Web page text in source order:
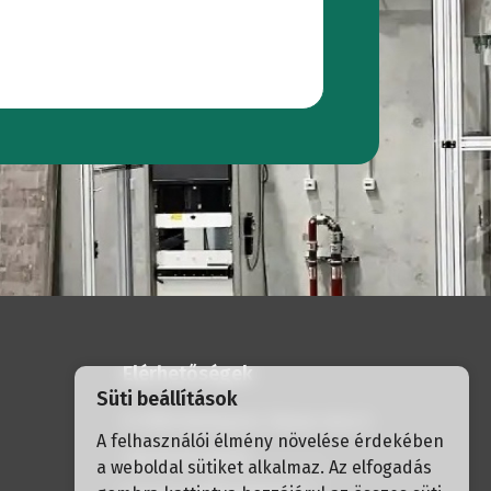
Elérhetőségek
+36 30 337 30 91
Süti beállítások
A felhasználói élmény növelése érdekében
a weboldal sütiket alkalmaz. Az elfogadás